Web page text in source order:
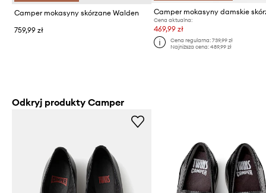
Camper mokasyny skórzane Walden
759,99 zł
Cena aktualna:
469,99 zł
Cena regularna: 739,99 zł
Najniższa cena: 489,99 zł
Odkryj produkty Camper